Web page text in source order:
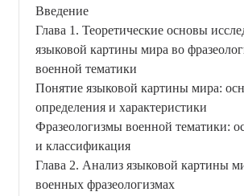
Введение
Глава 1. Теоретические основы
языковой картины мира во
военной тематики
Понятие языковой картины мира:
определения и характеристики
Фразеологизмы военной тематики:
и классификация
Глава 2. Анализ языковой картины
военных фразеологизмах